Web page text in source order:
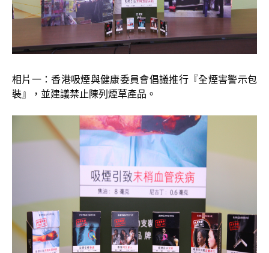
相片一：香港吸煙與健康委員會倡議推行『全煙害警示包
裝』，並建議禁止陳列煙草產品。